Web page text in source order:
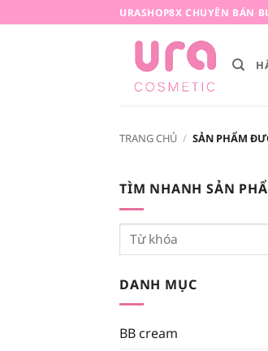
qua
URASHOP8X CHUYÊN BÁN
TRANG CHỦ / SẢN PHẨM
TÌM NHANH SẢN
Tìm
DANH MỤC
BB cream